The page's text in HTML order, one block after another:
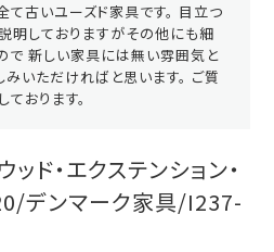
て古いユーズド家具です。 目立つ
明しておりますがその他にも細
で 新しい家具には無い雰囲気と
いただければと思います。 ご質
おります。
ド・エクステンション・
デンマーク家具/I237-